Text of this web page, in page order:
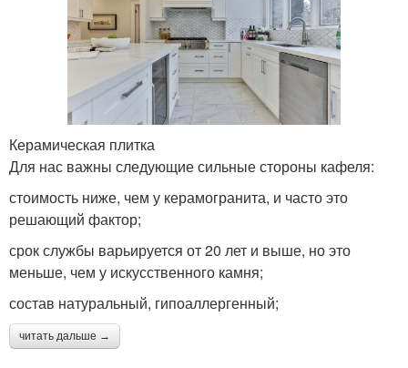
Керамическая плитка
Для нас важны следующие сильные стороны кафеля:
стоимость ниже, чем у керамогранита, и часто это
решающий фактор;
срок службы варьируется от 20 лет и выше, но это
меньше, чем у искусственного камня;
состав натуральный, гипоаллергенный;
читать дальше →